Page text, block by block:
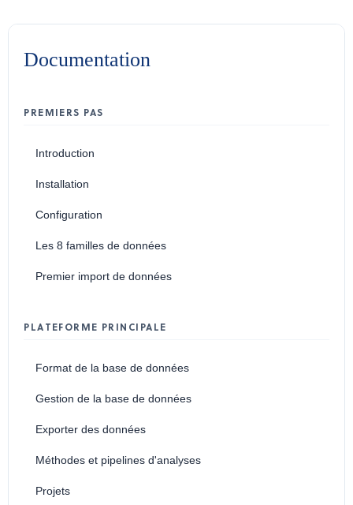
Documentation
PREMIERS PAS
Introduction
Installation
Configuration
Les 8 familles de données
Premier import de données
PLATEFORME PRINCIPALE
Format de la base de données
Gestion de la base de données
Exporter des données
Méthodes et pipelines d'analyses
Projets